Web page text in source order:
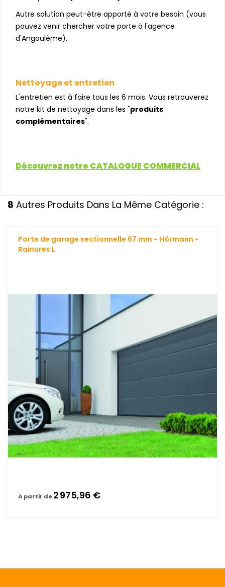
Autre solution peut-être apporté à votre besoin (vous
pouvez venir chercher votre porte à l'agence
d'Angoulême).
Nettoyage et entretien
L'entretien est à faire tous les 6 mois. Vous retrouverez
notre kit de nettoyage dans les "produits
complémentaires".
Découvrez notre CATALOGUE COMMERCIAL
8 Autres Produits Dans La Même Catégorie :
Porte de garage sectionnelle 67 mm - Hörmann -
Rainures L
À partir de 2 975,96 €